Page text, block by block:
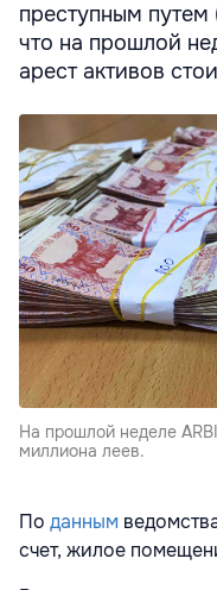
преступным
что на прошлой
арест активов
На прошлой неделе
миллиона леев.
По данным
счет, жилое